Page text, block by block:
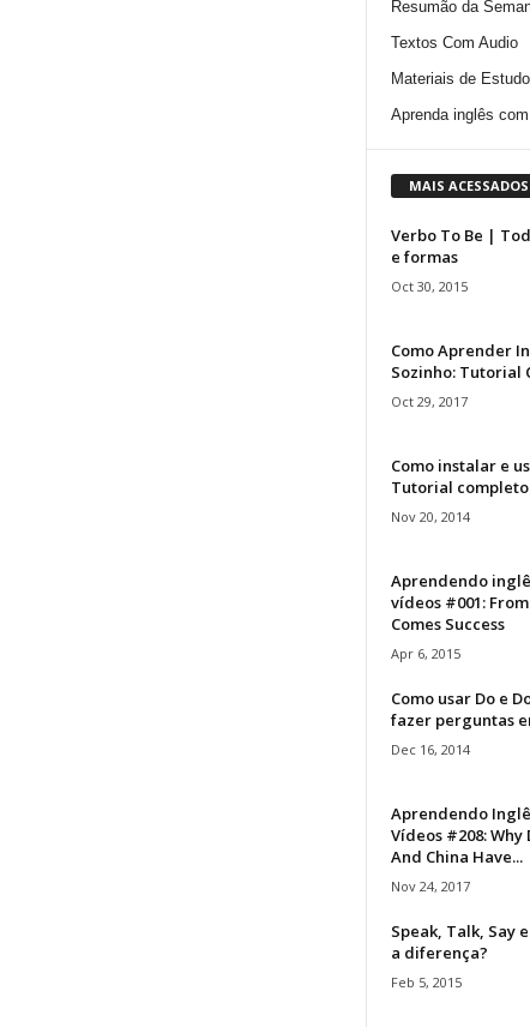
Resumão da
Textos Com Audio
Materiais de
Aprenda inglês
MAIS ACESSADOS
Verbo To Be |
e formas
Oct 30, 2015
Como Aprender
Sozinho: Tutorial
Oct 29, 2017
Como instalar e
Tutorial completo
Nov 20, 2014
Aprendendo
vídeos #001:
Comes Success
Apr 6, 2015
Como usar Do e
fazer perguntas
Dec 16, 2014
Aprendendo
Vídeos #208: Why
And China Have...
Nov 24, 2017
Speak, Talk, Say
a diferença?
Feb 5, 2015